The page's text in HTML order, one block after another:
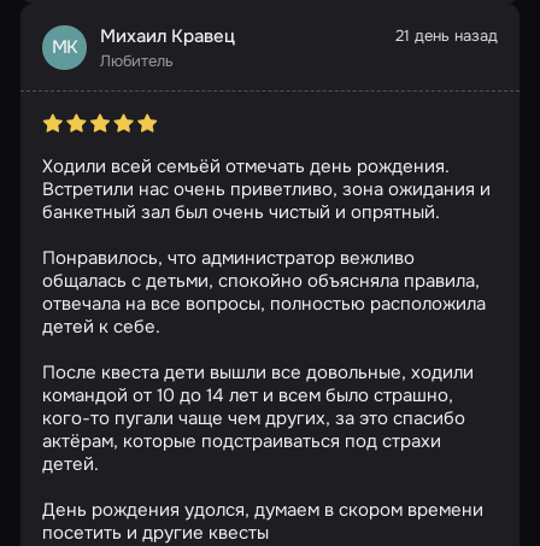
МК Михаил Кравец
Любитель
21 день назад
Ходили всей семьёй отмечать день рождения.
Встретили нас очень приветливо, зона ожидания и
банкетный зал был очень чистый и опрятный.
Понравилось, что администратор вежливо
общалась с детьми, спокойно объясняла правила,
отвечала на все вопросы, полностью расположила
детей к себе.
После квеста дети вышли все довольные, ходили
командой от 10 до 14 лет и всем было страшно,
кого-то пугали чаще чем других, за это спасибо
актёрам, которые подстраиваться под страхи
детей.
День рождения удолся, думаем в скором времени
посетить и другие квесты